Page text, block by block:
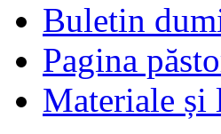
Buletin
Pagina
Materiale